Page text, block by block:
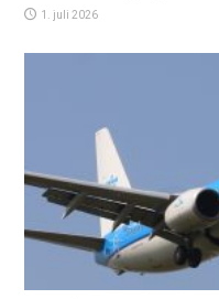
1. juli 2026